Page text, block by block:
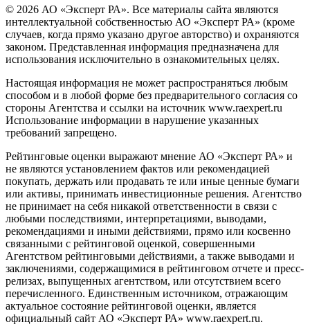
© 2026 АО «Эксперт РА». Все материалы сайта являются
интеллектуальной собственностью АО «Эксперт РА» (кроме
случаев, когда прямо указано другое авторство) и охраняются
законом. Представленная информация предназначена для
использования исключительно в ознакомительных целях.
Настоящая информация не может распространяться любым
способом и в любой форме без предварительного согласия со
стороны Агентства и ссылки на источник www.raexpert.ru
Использование информации в нарушение указанных
требований запрещено.
Рейтинговые оценки выражают мнение АО «Эксперт РА» и
не являются установлением фактов или рекомендацией
покупать, держать или продавать те или иные ценные бумаги
или активы, принимать инвестиционные решения. Агентство
не принимает на себя никакой ответственности в связи с
любыми последствиями, интерпретациями, выводами,
рекомендациями и иными действиями, прямо или косвенно
связанными с рейтинговой оценкой, совершенными
Агентством рейтинговыми действиями, а также выводами и
заключениями, содержащимися в рейтинговом отчете и пресс-
релизах, выпущенных агентством, или отсутствием всего
перечисленного. Единственным источником, отражающим
актуальное состояние рейтинговой оценки, является
официальный сайт АО «Эксперт РА» www.raexpert.ru.